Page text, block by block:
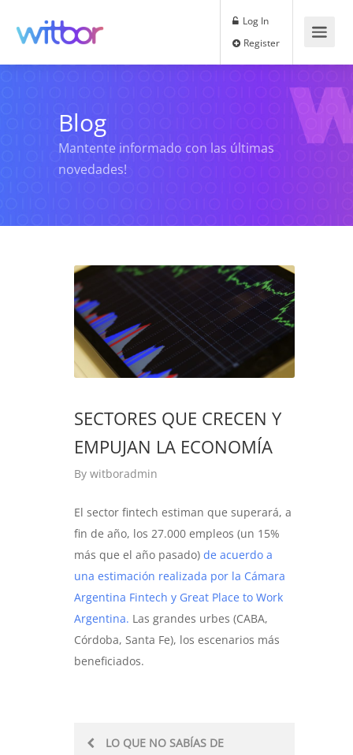
Log In
Blog
Mantente informado con las últimas
novedades!
SECTORES QUE CRECEN Y
EMPUJAN LA ECONOMÍA
By witboradmin
El sector fintech estiman que superará, a
fin de año, los 27.000 empleos (un 15%
más que el año pasado) de acuerdo a
una estimación realizada por la Cámara
Argentina Fintech y Great Place to Work
Argentina. Las grandes urbes (CABA,
Córdoba, Santa Fe), los escenarios más
beneficiados.
PostLO QUE NO SABÍAS DE